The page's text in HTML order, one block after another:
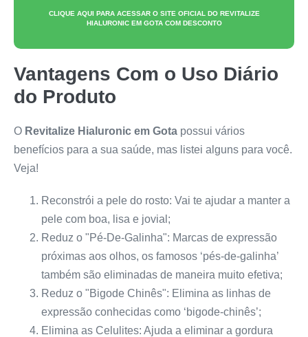
CLIQUE AQUI PARA ACESSAR O SITE OFICIAL DO REVITALIZE
HIALURONIC EM GOTACOM DESCONTO
Vantagens Com o Uso Diário
do Produto
O Revitalize Hialuronic em Gota possui vários
benefícios para a sua saúde, mas listei alguns para você.
Veja!
Reconstrói a pele do rosto: Vai te ajudar a manter a
pele com boa, lisa e jovial;
Reduz o "Pé-De-Galinha": Marcas de expressão
próximas aos olhos, os famosos ‘pés-de-galinha’
também são eliminadas de maneira muito efetiva;
Reduz o "Bigode Chinês": Elimina as linhas de
expressão conhecidas como ‘bigode-chinês’;
Elimina as Celulites: Ajuda a eliminar a gordura